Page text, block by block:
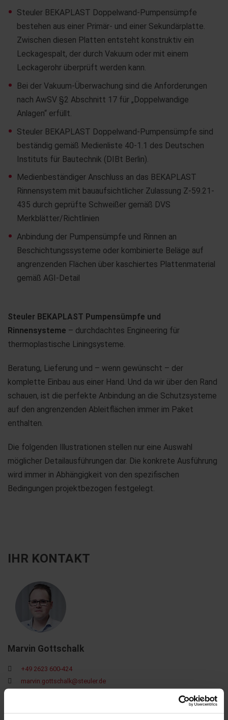
IHR KONTAKT
Marvin Gottschalk
+49 2623 600-424
marvin.gottschalk@steuler.de
Steuler BEKAPLAST Doppelwand-Pumpensümpfe
bestehen aus einer Primär- und einer Sekundärplatte.
Zwischen diesen Platten entsteht konstruktiv ein
Leckagespalt, der durch Vakuum oder mit einem
Leckagerohr überprüft werden kann.
Bei der Vakuum-Überwachung sind die Anforderungen
nach AwSV §2 Abschnitt 17 für „Doppelwandige
Anlagen“ erfüllt.
Steuler BEKAPLAST Doppelwand-Pumpensümpfe sind
beständig gemäß Medienliste 40-1.1 des Deutschen
Instituts für Bautechnik (DIBt Berlin).
Medienbeständiger Anschluss an das BEKAPLAST
Rinnensystem mit bauaufsichtlicher Zulassung Z-59.21-
435 durch geprüfte Schweißer gemäß DVS
Merkblätter/Richtlinien
Anbindung der Pumpensümpfe und Rinnen an
Beschichtungssysteme oder kombinierte Beläge auf
angrenzenden Flächen über kaschiertes Plattenmaterial
gemäß AGI-Detail
Steuler BEKAPLAST Pumpensümpfe und
Rinnensysteme – durchdachtes Engineering für
thermoplastische Liningsysteme.
Beratung, Lieferung und – wenn gewünscht – der
komplette Einbau aus einer Hand. Und da wir über den Rand
schauen, ist die perfekte Anbindung an die Schutzsysteme
auf den angrenzenden Ableitflächen immer im Paket
enthalten.
Die folgenden Illustrationen stellen nur eine Auswahl
möglicher Detailausführungen dar. Die konkrete Ausführung
wird immer in Abhängigkeit von den spezifischen
Bedingungen projektbezogen festgelegt.